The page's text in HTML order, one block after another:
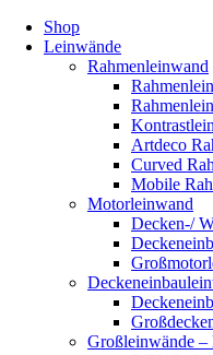
Shop
Leinwände
Rahmenleinwand
Artdeco
Curved
Mobile
Motorleinwand
Decken-/
Großleinwände –